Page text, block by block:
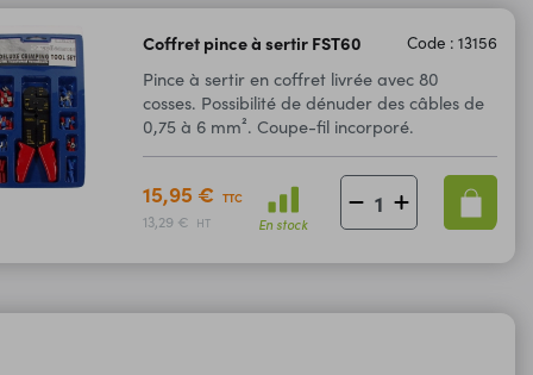
Coffret pince à sertir FST60 Code : 13156
Pince à sertir en coffret livrée avec 80
cosses. Possibilité de dénuder des câbles de
0,75 à 6 mm². Coupe-fil incorporé.
15,95 € TTC
13,29 € HT En stock